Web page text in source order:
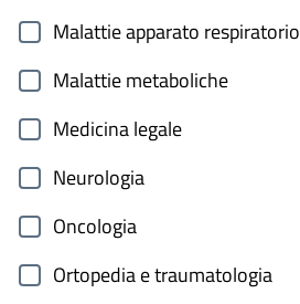
Malattie apparato respiratorio
Malattie metaboliche
Medicina legale
Neurologia
Oncologia
Ortopedia e traumatologia